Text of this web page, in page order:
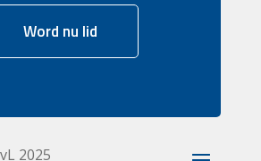
Word nu lid
2025